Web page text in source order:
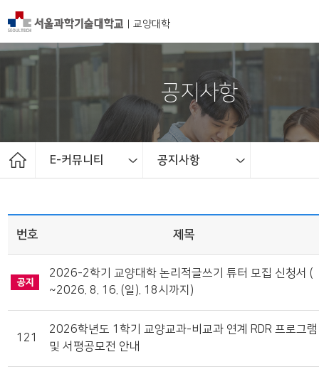
|교양대학
공지사항
E-커뮤니티 공지사항
교양대학 소개
교수소개
교과과정
자유전공
학사일정
E-커뮤니티
공지사항
번호 제목
2026-2학기 교양대학 논리적글쓰기 튜터 모집 신청서 (
~2026. 8. 16. (일). 18시까지)
121
2026학년도 1학기 교양교과-비교과 연계 RDR 프로그램
및 서평공모전 안내